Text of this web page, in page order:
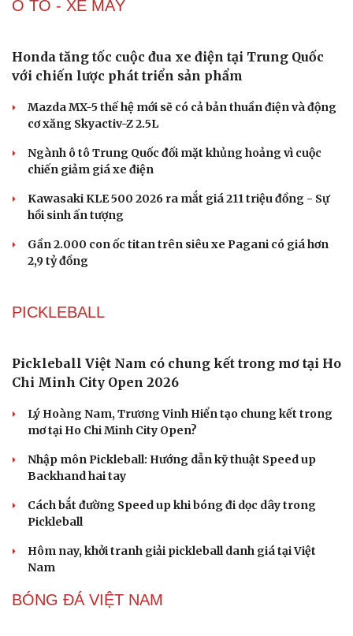
Du lịch
check-in
Cửa sổ tình yêu
Kể chuyện cho bé
“Ngọc Nữ Trời Nam”- bộ sưu tập thời trang ấn
tượng của NTK trẻ Đỗ Quang Trường
150 mẫu nhí tái hiện vẻ đẹp văn hóa Việt trong không
Lương Thùy Linh, Ý Nhi làm vedette trên sàn diễn phủ 4
Biển xanh, vỏ sò và hàng trăm mẫu nhí tạo nên sàn
H'Hen Niê tỏa sáng như nữ thần trong màn kết show
của NTK Thảo Nguyễn
Honda tăng tốc cuộc đua xe điện tại Trung Quốc
với chiến lược phát triển sản phẩm
Mazda MX-5 thế hệ mới sẽ có cả bản thuần điện và động
cơ xăng Skyactiv-Z 2.5L
Ngành ô tô Trung Quốc đối mặt khủng hoảng vì cuộc
chiến giảm giá xe điện
Kawasaki KLE 500 2026 ra mắt giá 211 triệu đồng - Sự
hồi sinh ấn tượng
Gần 2.000 con ốc titan trên siêu xe Pagani có giá hơn
2,9 tỷ đồng